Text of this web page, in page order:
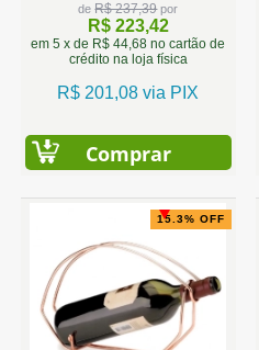
deR$ 237,39por
R$ 223,42
em 5 x de R$ 44,68 no cartão de
crédito na loja física
R$ 201,08 via PIX
Comprar
15.3% OFF